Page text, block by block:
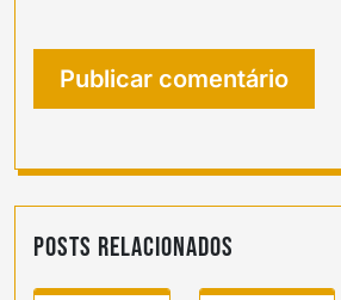
Posts Relacionados